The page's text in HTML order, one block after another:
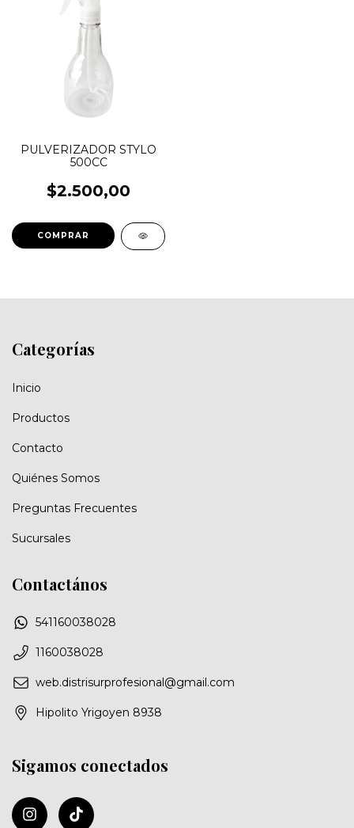
PULVERIZADOR STYLO
500CC
$2.500,00
Categorías
Inicio
Productos
Contacto
Quiénes Somos
Preguntas Frecuentes
Sucursales
Contactános
541160038028
1160038028
web.distrisurprofesional@gmail.com
Hipolito Yrigoyen 8938
Sigamos conectados